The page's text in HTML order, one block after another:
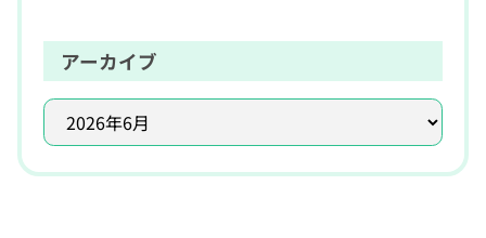
アーカイブ